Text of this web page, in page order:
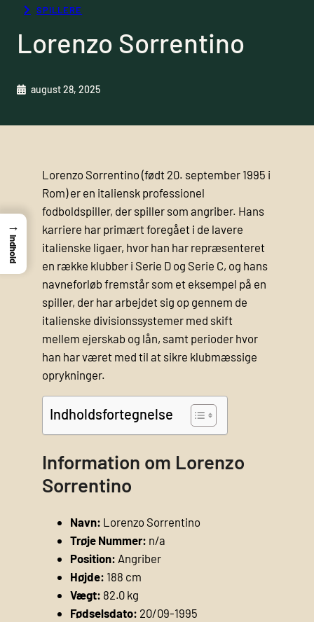
SPILLERE
Lorenzo Sorrentino
august 28, 2025
Lorenzo Sorrentino (født 20. september 1995 i
Rom) er en italiensk professionel
fodboldspiller, der spiller som angriber. Hans
karriere har primært foregået i de lavere
italienske ligaer, hvor han har repræsenteret
en række klubber i Serie D og Serie C, og hans
navneforløb fremstår som et eksempel på en
spiller, der har arbejdet sig op gennem de
italienske divisionssystemer med skift
mellem ejerskab og lån, samt perioder hvor
han har været med til at sikre klubmæssige
oprykninger.
Indholdsfortegnelse
Information om Lorenzo
Sorrentino
Navn: Lorenzo Sorrentino
Trøje Nummer: n/a
Position: Angriber
Højde: 188 cm
Vægt: 82.0 kg
Fødselsdato: 20/09-1995
→
Indhold